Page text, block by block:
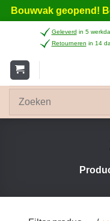
Bouwvak geopend!
inhoud
Geleverd in 5
Retourneren in 14